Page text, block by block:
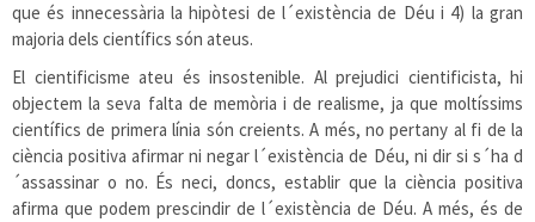
que és innecessària la hipòtesi de l´existència de Déu i 4) la gran
majoria dels científics són ateus.
El cientificisme ateu és insostenible. Al prejudici cientificista, hi
objectem la seva falta de memòria i de realisme, ja que moltíssims
científics de primera línia són creients. A més, no pertany al fi de la
ciència positiva afirmar ni negar l´existència de Déu, ni dir si s´ha d
´assassinar o no. És neci, doncs, establir que la ciència positiva
afirma que podem prescindir de l´existència de Déu. A més, és de